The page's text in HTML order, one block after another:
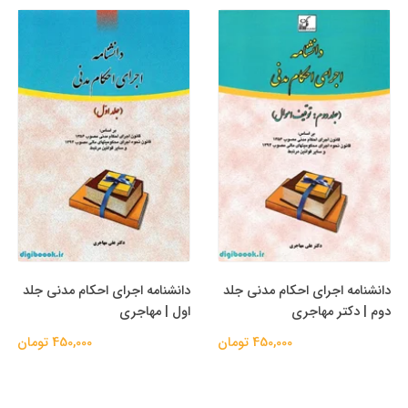
دانشنامه اجرای احکام مدنی جلد
دوم | دکتر مهاجری
450,000 تومان
دانشنامه اجرای احکام مدنی جلد
اول | مهاجری
450,000 تومان